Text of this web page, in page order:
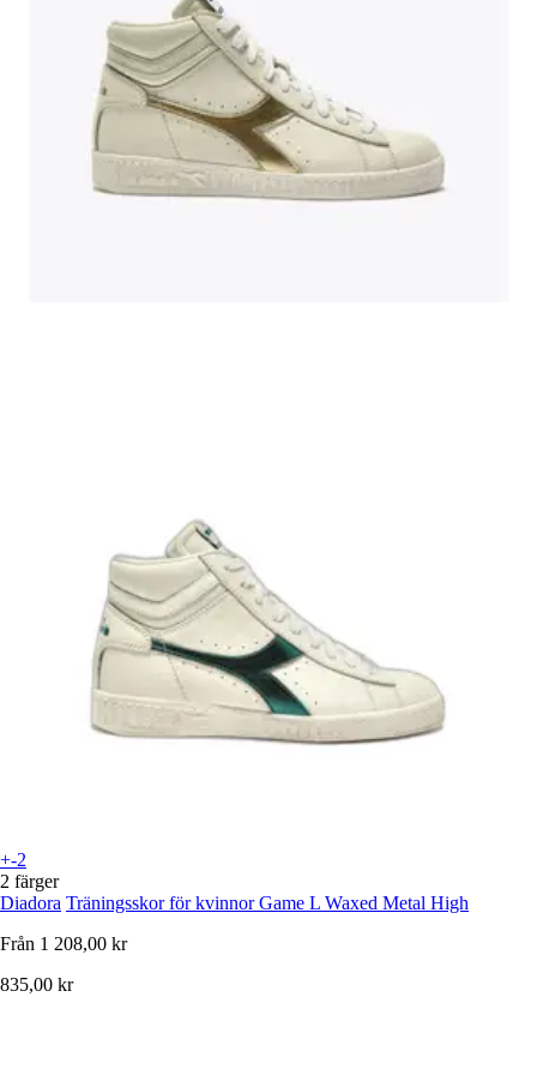
+-2
2 färger
Diadora Träningsskor för kvinnor Game L Waxed Metal High
Från 1 208,00 kr
835,00 kr